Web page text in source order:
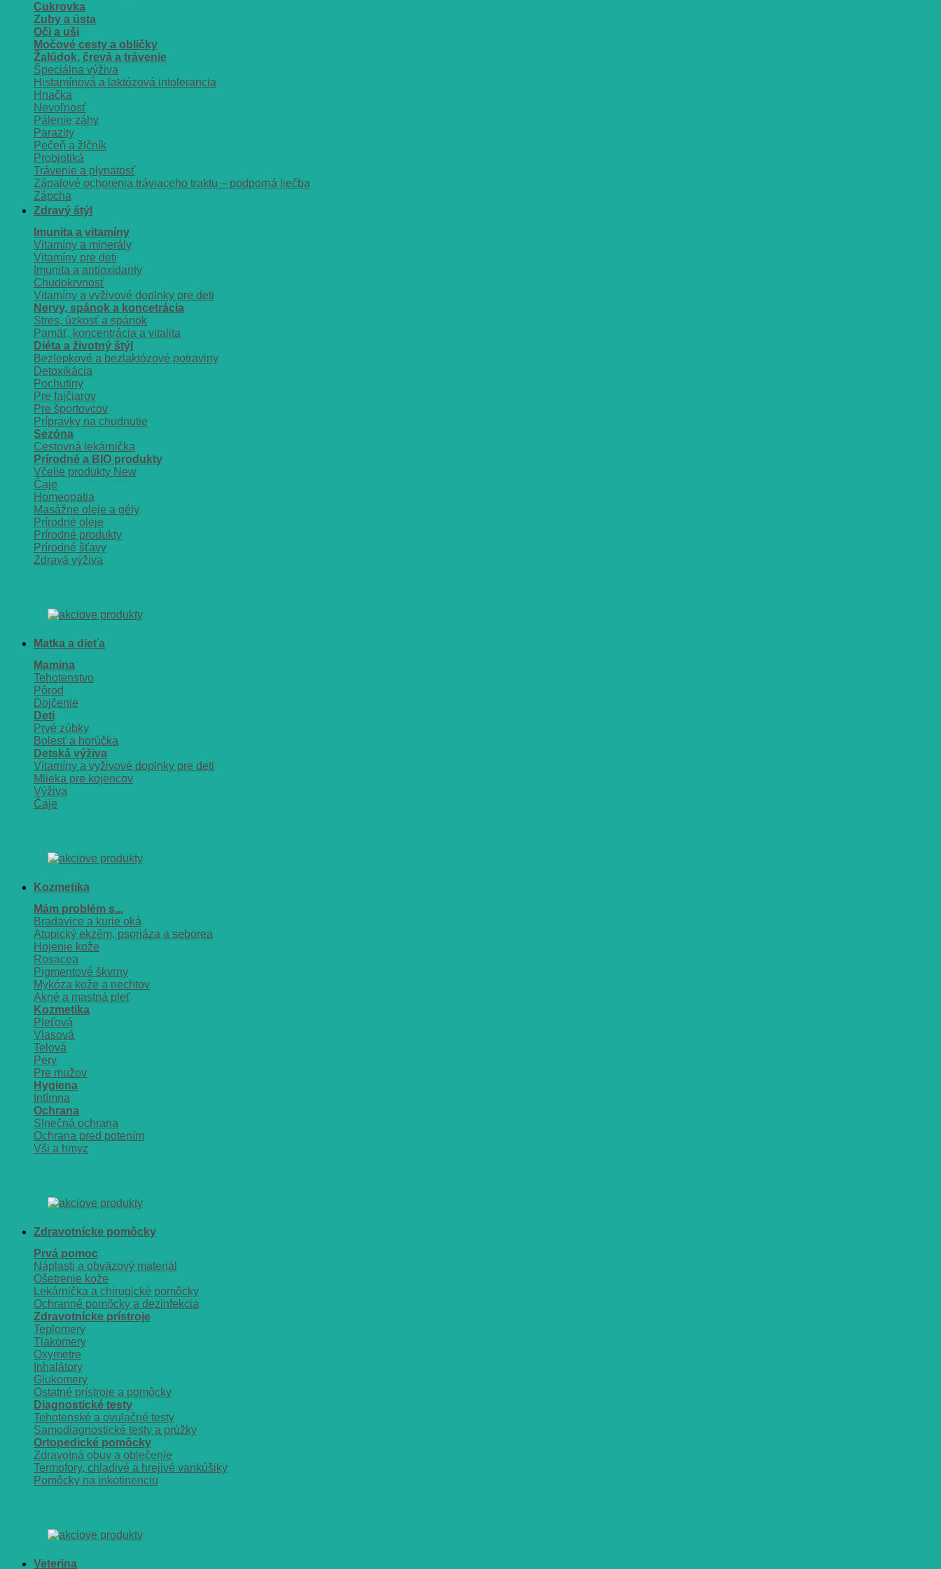
Cukrovka
Zuby a ústa
Oči a uši
Močové cesty a obličky
Žalúdok, črevá a trávenie
Špeciálna výživa
Histamínová a laktózová intolerancia
Hnačka
Nevoľnosť
Pálenie záhy
Parazity
Pečeň a žlčník
Probiotiká
Trávenie a plynatosť
Zápalové ochorenia tráviaceho traktu – podporná liečba
Zápcha
Zdravý štýl
Imunita a vitamíny
Vitamíny a minerály
Vitamíny pre deti
Imunita a antioxidanty
Chudokrvnosť
Vitamíny a vyživové doplnky pre deti
Nervy, spánok a koncetrácia
Stres, úzkosť a spánok
Pamäť, koncentrácia a vitalita
Diéta a životný štýl
Bezlepkové a bezlaktózové potraviny
Detoxikácia
Pochutiny
Pre fajčiarov
Pre športovcov
Prípravky na chudnutie
Sezóna
Cestovná lekárnička
Prírodné a BIO produkty
Včelie produkty
Čaje
Homeopatia
Masážne oleje a gély
Prírodné oleje
Prírodné produkty
Prírodné šťavy
Zdravá výživa
Matka a dieťa
Mamina
Tehotenstvo
Pôrod
Dojčenie
Deti
Prvé zúbky
Bolesť a horúčka
Detská výživa
Vitamíny a vyživové doplnky pre deti
Mlieka pre kojencov
Výživa
Čaje
Kozmetika
Mám problém s...
Bradavice a kurie oká
Atopický ekzém, psoriáza a seborea
Hojenie kože
Rosacea
Pigmentové škvrny
Mykóza kože a nechtov
Akné a mastná pleť
Kozmetika
Pleťová
Vlasová
Telová
Pery
Pre mužov
Hygiena
Intímna
Ochrana
Slnečná ochrana
Ochrana pred potením
Vši a hmyz
Zdravotnícke pomôcky
Prvá pomoc
Náplasti a obväzový materiál
Ošetrenie kože
Lekárnička a chirugické pomôcky
Ochranné pomôcky a dezinfekcia
Zdravotnícke prístroje
Teplomery
Tlakomery
Oxymetre
Inhalátory
Glukomery
Ostatné prístroje a pomôcky
Diagnostické testy
Tehotenské a ovulačné testy
Samodiagnostické testy a prúžky
Ortopedické pomôcky
Zdravotná obuv a oblečenie
Termofory, chladivé a hrejivé vankúšiky
Pomôcky na inkotinenciu
Veterina